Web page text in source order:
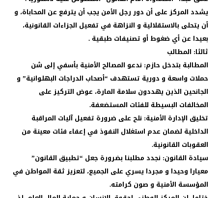
يشدد المركز على أن دور رجل الأمن يجب أن يترفع عن المحاباة، و
أن يتحلى بالاستقلالية و النزاهة في تفعيل الجزاءات القانونية،
بعيدا عن أي ضغوط أو تصنيفات طبقية .
ثالثا: المطالب
المطالبة بتدخل حازم: ندعو المصالح الأمنية بأسفي إلى شن
حملات واسعة و دورية تستهدف “أصحاب الدراجات البهلوانية” و
الجانحين الذين يهددون سلامة المارة، عوض التركيز على
المخالفات البسيطة للفئات المستضعفة.
تخليق الإدارة الأمنية: نلح على ضرورة تفعيل آليات المراقبة
الداخلية لضمان عدم استغلال النفوذ في إعفاء فئات معينة من
العقوبات القانونية.
سيادة القانون: نجدد مطلبنا بضرورة جعل “تطبيق القانون”
معيارا وحيدا و مجردا يسري على الجميع، لتعزيز ثقة المواطن في
المؤسسة الأمنية و صون كرامته.